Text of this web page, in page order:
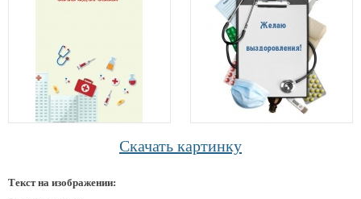
Скачать картинку
Текст на изображении: